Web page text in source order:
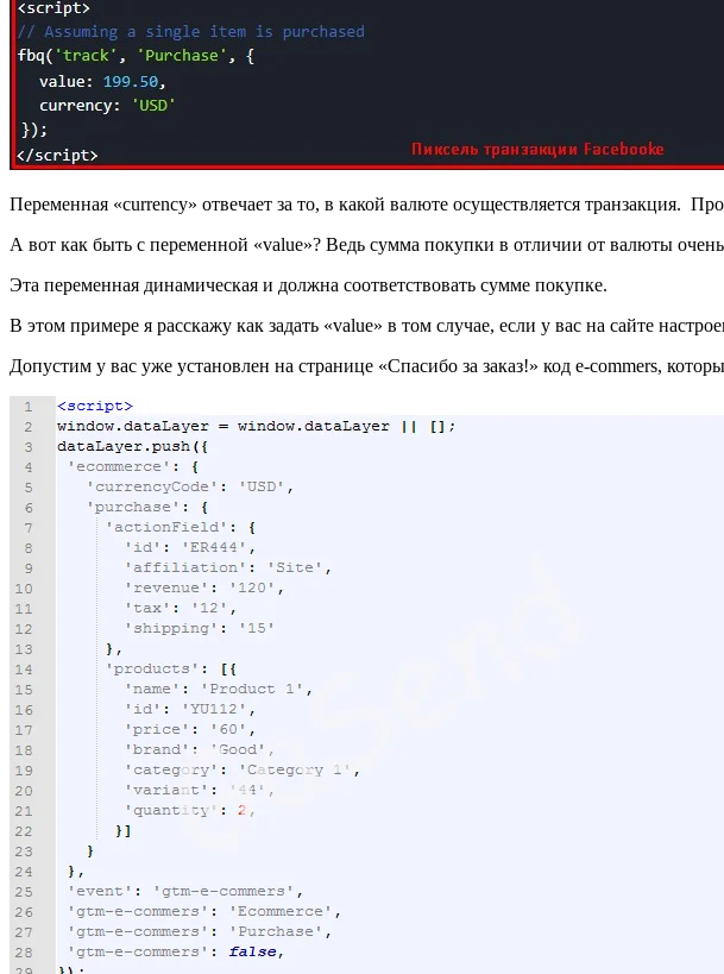
Переменная «currency» отвечает за то, в какой валюте осуществляется транзакция.
А вот как быть с переменной «value»? Ведь сумма покупки в отличии от валюты очень
Эта переменная динамическая и должна соответствовать сумме покупке.
В этом примере я расскажу как задать «value» в том случае, если у вас на сайте
Допустим у вас уже установлен на странице «Спасибо за заказ!» код e-commers,